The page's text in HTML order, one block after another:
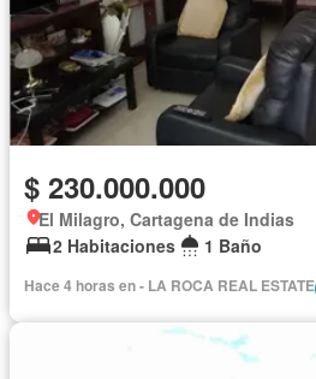
$ 230.000.000
El Milagro, Cartagena de Indias
2 Habitaciones
1 Baño
Hace 4 horas en - LA ROCA REAL ESTATE